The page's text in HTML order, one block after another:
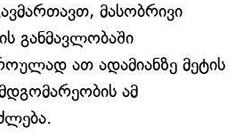
მასობრივი
განმავლობაში
ათ ადამიანზე მეტის
ამ